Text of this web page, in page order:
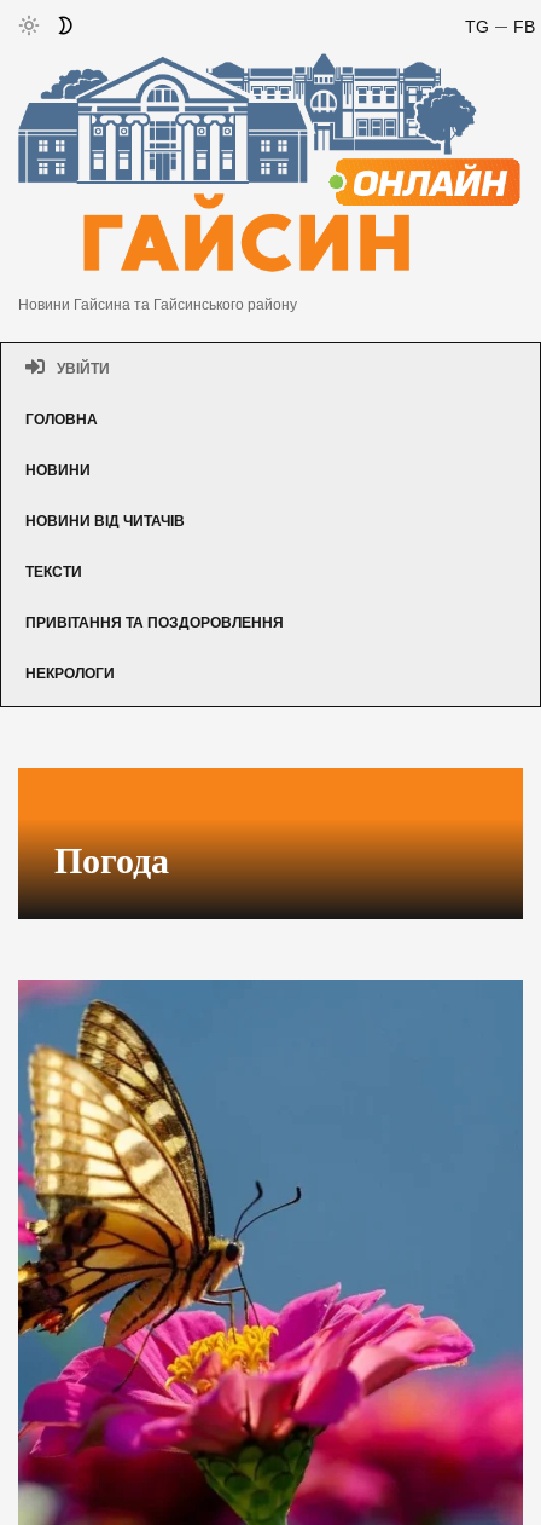
FB
TG
Новини Гайсина та Гайсинського району
УВІЙТИ
ГОЛОВНА
НОВИНИ
НОВИНИ ВІД ЧИТАЧІВ
ТЕКСТИ
ПРИВІТАННЯ ТА ПОЗДОРОВЛЕННЯ
НЕКРОЛОГИ
Погода